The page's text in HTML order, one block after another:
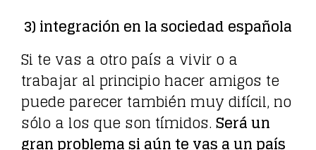
3) integración en la sociedad española
Si te vas a otro país a vivir o a
trabajar al principio hacer amigos te
puede parecer también muy difícil, no
sólo a los que son tímidos.Será un
gran problema si aún te vas a un país